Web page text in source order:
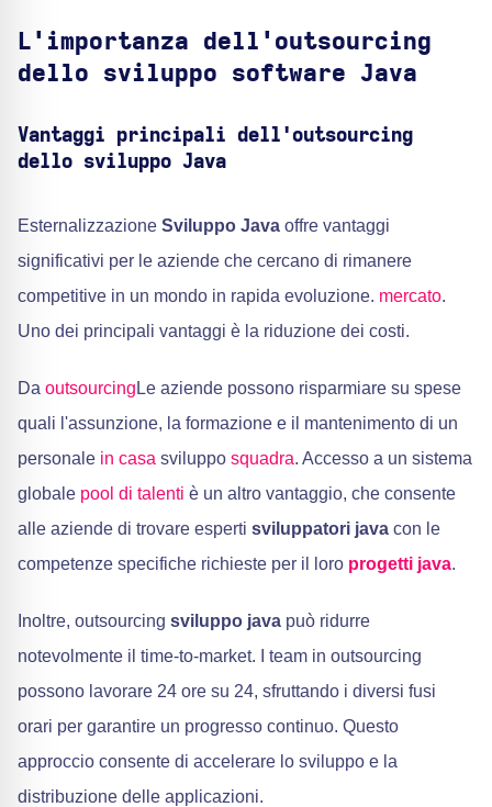
L'importanza dell'outsourcing
dello sviluppo software Java
Vantaggi principali dell'outsourcing
dello sviluppo Java
Esternalizzazione Sviluppo Java offre vantaggi
significativi per le aziende che cercano di rimanere
competitive in un mondo in rapida evoluzione. mercato.
Uno dei principali vantaggi è la riduzione dei costi.
Da outsourcing Le aziende possono risparmiare su spese
quali l'assunzione, la formazione e il mantenimento di un
personale in casa sviluppo squadra. Accesso a un sistema
globale pool di talenti è un altro vantaggio, che consente
alle aziende di trovare esperti sviluppatori java con le
competenze specifiche richieste per il loro progetti java.
Inoltre, outsourcing sviluppo java può ridurre
notevolmente il time-to-market. I team in outsourcing
possono lavorare 24 ore su 24, sfruttando i diversi fusi
orari per garantire un progresso continuo. Questo
approccio consente di accelerare lo sviluppo e la
distribuzione delle applicazioni.